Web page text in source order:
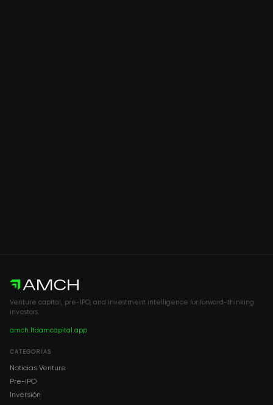
Venture capital, pre-IPO, and investment intelligence for forward-thinking
investors.
amch.ltdamcapital.app
CATEGORÍAS
Noticias Venture
Pre-IPO
Inversión